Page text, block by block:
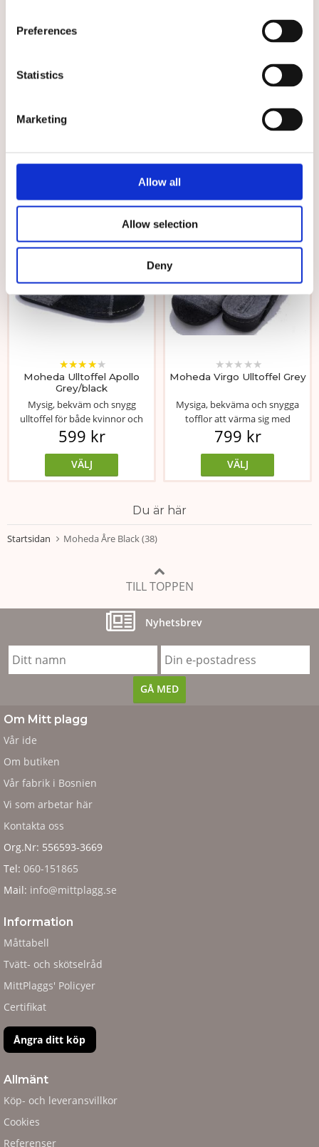
Preferences
Statistics
Marketing
Allow all
Allow selection
Deny
★
Upplev den ultimata
Moheda Åre Cognac
★
Upplev den ultimata
inomhuslyxen med våra mysiga
Välj storlek
Moheda Ulltoffel Apollo
Grey/black
★★★★★
Mysig, bekväm och snygg
ulltoffel för både kvinnor och
män.
599 kr
VÄLJ
Välj storlek
Moheda Virgo Ulltoffel Grey
★★★ ★★
Mysiga, bekväma och snygga
tofflor att värma sig med
inomhus. Ovande...
799 kr
VÄLJ
Du är här
Startsidan Moheda Åre Black (38)
TILL TOPPEN
Nyhetsbrev
Om Mitt plagg
Vår ide
Om butiken
Vår fabrik i Bosnien
Vi som arbetar här
Kontakta oss
Org.Nr: 556593-3669
Tel: 060-151865
Mail: info@mittplagg.se
Information
Måttabell
Tvätt- och skötselråd
MittPlaggs' Policyer
Certifikat
Ångra ditt köp
Allmänt
Köp- och leveransvillkor
Cookies
Referenser